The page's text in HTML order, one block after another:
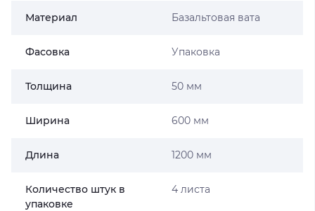
Материал Базальтовая вата
Фасовка Упаковка
Толщина 50 мм
Ширина 600 мм
Длина 1200 мм
Количество штук в
упаковке
4 листа